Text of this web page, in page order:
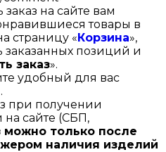
на сайте вам
товары в
страницу «Корзина»,
заказанных позиций и
заказ».
удобный для вас
при получении
сайте (СБП,
можно только после
наличия изделий